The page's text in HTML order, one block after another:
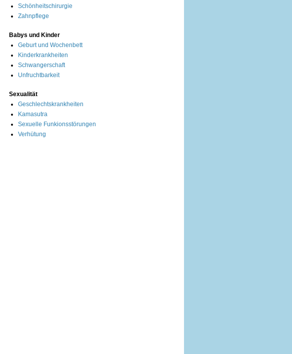
Schönheitschirurgie
Zahnpflege
Babys und Kinder
Geburt und Wochenbett
Kinderkrankheiten
Schwangerschaft
Unfruchtbarkeit
Sexualität
Geschlechtskrankheiten
Kamasutra
Sexuelle Funkionsstörungen
Verhütung